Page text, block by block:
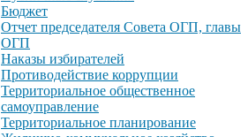
Бюджет
Отчет председателя Совета ОГП, главы
ОГП
Наказы избирателей
Противодействие коррупции
Территориальное общественное
самоуправление
Территориальное планирование